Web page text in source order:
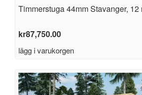
Timmerstuga 44mm Stavanger, 12
kr87,750.00
lägg i varukorgen